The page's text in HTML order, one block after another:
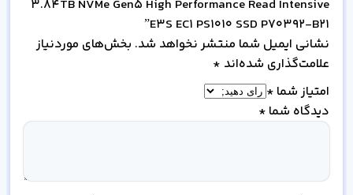
3.84TB NVMe Gen5 High Performance Read Intensive
E3S EC1 PS1010 SSD P70392-B21”
نشانی ایمیل شما منتشر نخواهد شد. بخش‌های موردنیاز
علامت‌گذاری شده‌اند *
امتیاز شما *
دیدگاه شما *